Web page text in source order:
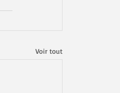
Voir tout